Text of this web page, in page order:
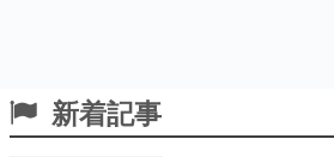
新着記事